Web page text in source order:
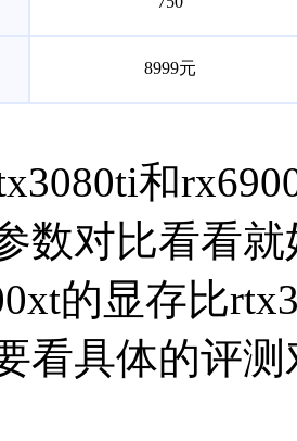
8999元
和
数对比看看
的显存比
看具体的评测